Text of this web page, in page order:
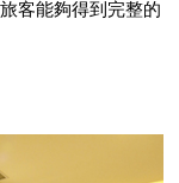
客能夠得到完整的